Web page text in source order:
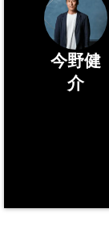
今野健
介